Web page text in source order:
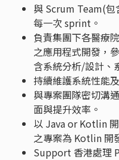
與 Scrum Team(包
每一次 sprint。
負責集團下各醫療
之應用程式開發，
含系統分析/設計、
持續維護系統性能
與專案團隊密切溝
面與提升效率。
以 Java or Kotlin
之專案為 Kotlin 開
Support 香港處理